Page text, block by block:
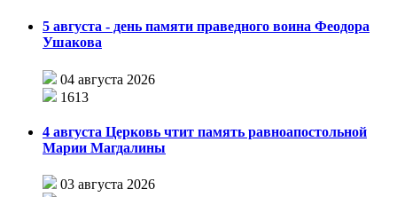
5 августа - день памяти праведного воина Феодора
Ушакова
04 августа 2026
1613
4 августа Церковь чтит память равноапостольной
Марии Магдалины
03 августа 2026